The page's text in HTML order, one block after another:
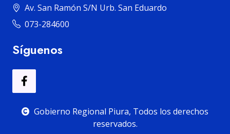
Av. San Ramón S/N Urb. San Eduardo
073-284600
Síguenos
Gobierno Regional Piura, Todos los derechos
reservados.